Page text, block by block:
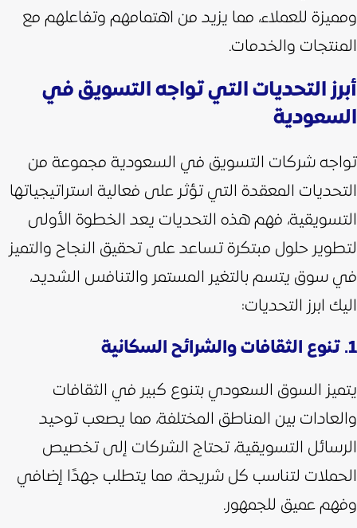
ومميزة للعملاء، مما يزيد من اهتمامهم وتفاعلهم مع
المنتجات والخدمات.
أبرز التحديات التي تواجه التسويق في
السعودية
تواجه شركات التسويق في السعودية مجموعة من
التحديات المعقدة التي تؤثر على فعالية استراتيجياتها
التسويقية، فهم هذه التحديات يعد الخطوة الأولى
لتطوير حلول مبتكرة تساعد على تحقيق النجاح والتميز
في سوق يتسم بالتغير المستمر والتنافس الشديد،
اليك ابرز التحديات:
1. تنوع الثقافات والشرائح السكانية
يتميز السوق السعودي بتنوع كبير في الثقافات
والعادات بين المناطق المختلفة، مما يصعب توحيد
الرسائل التسويقية، تحتاج الشركات إلى تخصيص
الحملات لتناسب كل شريحة، مما يتطلب جهدًا إضافي
وفهم عميق للجمهور.